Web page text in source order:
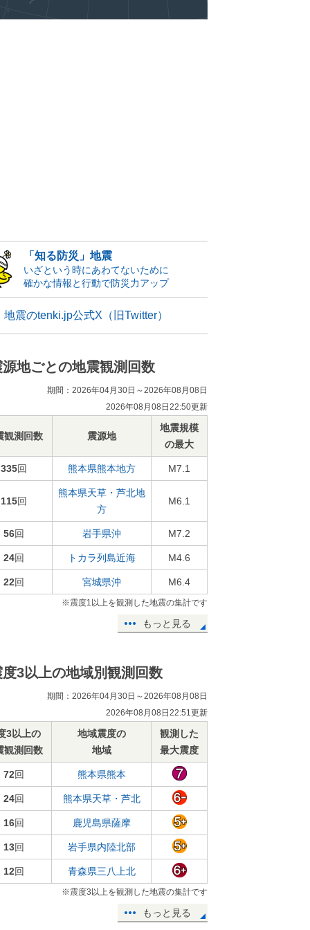
「知る防災」地震
いざという時にあわてないために
確かな情報と行動で防災力アップ
地震のtenki.jp公式X（旧Twitter）
源地ごとの地震観測回数
期間：2026年04月30日～2026年08月08日
2026年08月08日22:50更新
観測回数 震源地
地震規模
の最大
335回 熊本県熊本地方 M7.1
115回
熊本県天草・芦北地
方
M6.1
56回 岩手県沖 M7.2
24回 トカラ列島近海 M4.6
22回 宮城県沖 M6.4
※震度1以上を観測した地震の集計です
もっと見る
度3以上の地域別観測回数
期間：2026年04月30日～2026年08月08日
2026年08月08日22:51更新
3以上の
観測回数
地域震度の
地域
観測した
最大震度
72回 熊本県熊本
24回 熊本県天草・芦北
16回 鹿児島県薩摩
13回 岩手県内陸北部
12回 青森県三八上北
※震度3以上を観測した地震の集計です
もっと見る